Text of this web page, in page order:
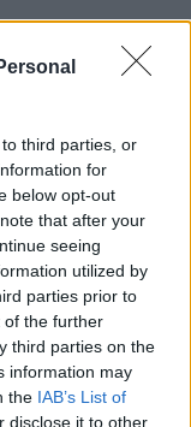
third parties, or
for
below opt-out
that after your
seeing
utilized by
parties prior to
of the further
third parties on the
information may
the IAB’s List of
disclose it to other
incentivos
con el objetivo
de duración
(Emilia
Toscana,
contratar a
completo
de adaptación